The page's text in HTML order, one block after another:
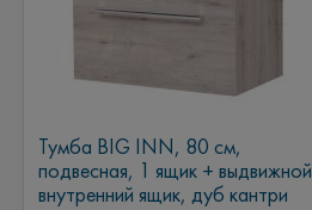
Тумба BIG INN, 80 см,
подвесная, 1 ящик + выдвижной
внутренний ящик, дуб кантри